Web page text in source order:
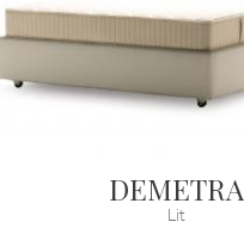
DEMETRA
Lit